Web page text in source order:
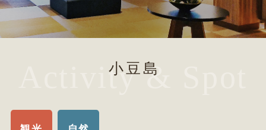
小豆島
Activity & Spot